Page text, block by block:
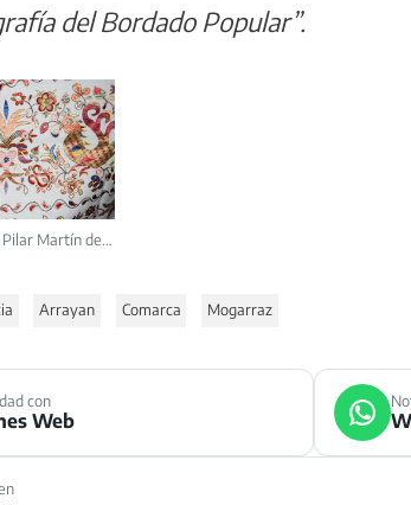
del Bordado Popular”.
Martín de
Arrayan Comarca Mogarraz
con
Web